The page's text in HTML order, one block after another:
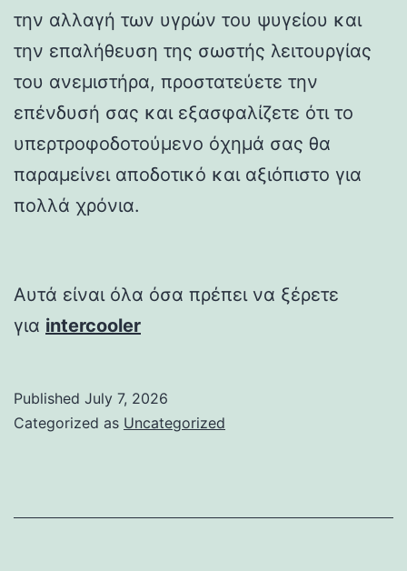
την αλλαγή των υγρών του ψυγείου και
την επαλήθευση της σωστής λειτουργίας
του ανεμιστήρα, προστατεύετε την
επένδυσή σας και εξασφαλίζετε ότι το
υπερτροφοδοτούμενο όχημά σας θα
παραμείνει αποδοτικό και αξιόπιστο για
πολλά χρόνια.
Αυτά είναι όλα όσα πρέπει να ξέρετε
για intercooler
Published July 7, 2026
Categorized as Uncategorized